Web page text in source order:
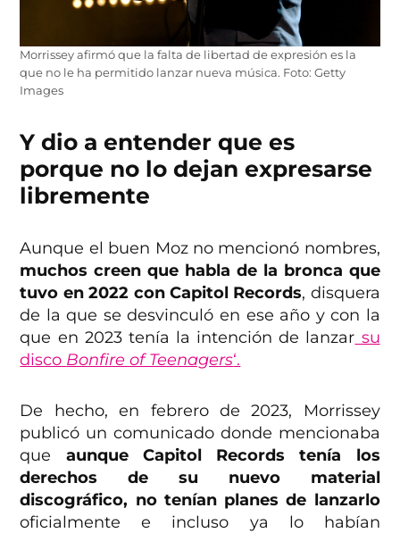
Morrissey afirmó que la falta de libertad de expresión es la
que no le ha permitido lanzar nueva música. Foto: Getty
Images
Y dio a entender que es
porque no lo dejan expresarse
libremente
Aunque el buen Moz no mencionó nombres,
muchos creen que habla de la bronca que
tuvo en 2022 con Capitol Records, disquera
de la que se desvinculó en ese año y con la
que en 2023 tenía la intención de lanzar su
disco Bonfire of Teenagers‘.
De hecho, en febrero de 2023, Morrissey
publicó un comunicado donde mencionaba
que aunque Capitol Records tenía los
derechos de su nuevo material
discográfico, no tenían planes de lanzarlo
oficialmente e incluso ya lo habían